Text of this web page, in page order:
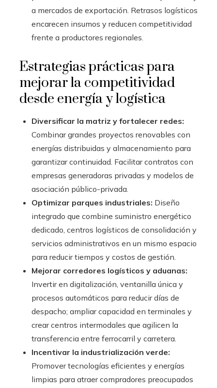
a mercados de exportación. Retrasos logísticos
encarecen insumos y reducen competitividad
frente a productores regionales.
Estrategias prácticas para
mejorar la competitividad
desde energía y logística
Diversificar la matriz y fortalecer redes:
Combinar grandes proyectos renovables con
energías distribuidas y almacenamiento para
garantizar continuidad. Facilitar contratos con
empresas generadoras privadas y modelos de
asociación público-privada.
Optimizar parques industriales: Diseño
integrado que combine suministro energético
dedicado, centros logísticos de consolidación y
servicios administrativos en un mismo espacio
para reducir tiempos y costos de gestión.
Mejorar corredores logísticos y aduanas:
Invertir en digitalización, ventanilla única y
procesos automáticos para reducir días de
despacho; ampliar capacidad en terminales y
crear centros intermodales que agilicen la
transferencia entre ferrocarril y carretera.
Incentivar la industrialización verde:
Promover tecnologías eficientes y energías
limpias para atraer compradores preocupados